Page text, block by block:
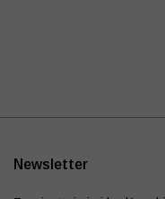
Newsletter